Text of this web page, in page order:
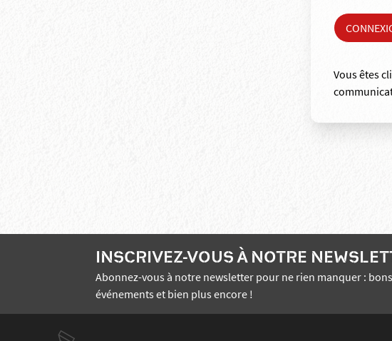
Vous êtes
INSCRIVEZ-VOUS À NOTRE
Abonnez-vous à notre newsletter pour ne rien manquer :
événements et bien plus encore !